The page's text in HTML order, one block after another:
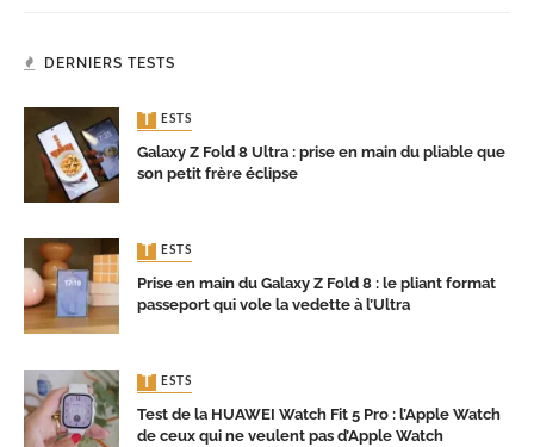
DERNIERS TESTS
TESTS
Galaxy Z Fold 8 Ultra : prise en main du pliable que
son petit frère éclipse
TESTS
Prise en main du Galaxy Z Fold 8 : le pliant format
passeport qui vole la vedette à l’Ultra
TESTS
Test de la HUAWEI Watch Fit 5 Pro : l’Apple Watch
de ceux qui ne veulent pas d’Apple Watch